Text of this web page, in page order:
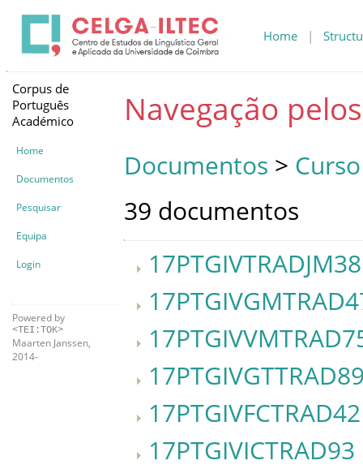
Home |
Corpus de
Português
Académico
Home
Documentos
Pesquisar
Equipa
Login
Powered by
<TEI:TOK>
Maarten Janssen,
2014-
Navegação
Documentos > Curso
39 documentos
17PTGIVTRADJM38
17PTGIVFCTRAD42
17PTGIVICTRAD93